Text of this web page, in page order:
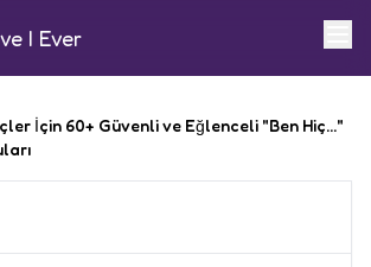
I Ever
İçin 60+ Güvenli ve Eğlenceli "Ben Hiç..."